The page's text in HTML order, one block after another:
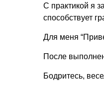
С практикой я
способствует
Для меня
После
Бодритесь,